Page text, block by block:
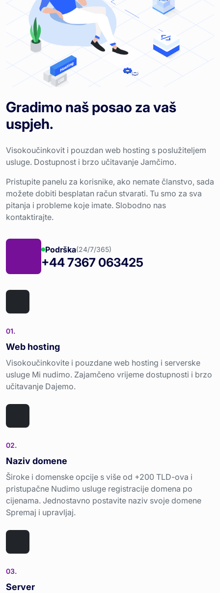
Gradimo naš posao za vaš
uspjeh.
Visokoučinkovit i pouzdan web hosting s poslužiteljem
usluge. Dostupnost i brzo učitavanje Jamčimo.
Pristupite panelu za korisnike, ako nemate članstvo, sada
možete dobiti besplatan račun stvarati. Tu smo za sva
pitanja i probleme koje imate. Slobodno nas
kontaktirajte.
Podrška(24/7/365)
+44 7367 063425
01.
Web hosting
Visokoučinkovite i pouzdane web hosting i serverske
usluge Mi nudimo. Zajamčeno vrijeme dostupnosti i brzo
učitavanje Dajemo.
02.
Naziv domene
Široke i domenske opcije s više od +200 TLD-ova i
pristupačne Nudimo usluge registracije domena po
cijenama. Jednostavno postavite naziv svoje domene
Spremaj i upravljaj.
03.
Server